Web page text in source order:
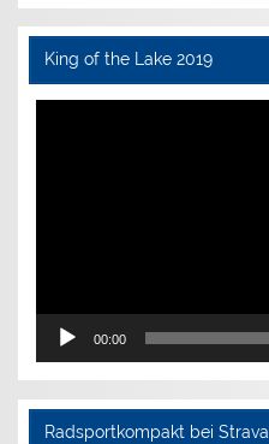
King of the Lake 2019
00:00
Radsportkompakt bei Strava